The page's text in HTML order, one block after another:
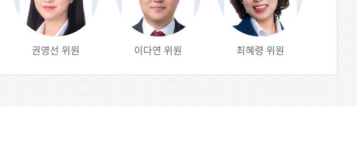
권영선 위원 이다연 위원 최혜령 위원